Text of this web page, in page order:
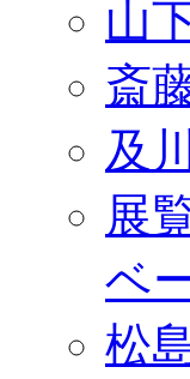
山
斎
及
展
ベ
松